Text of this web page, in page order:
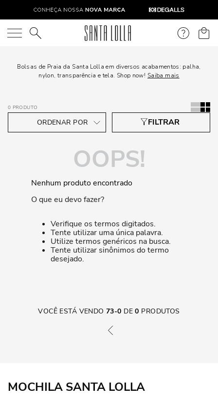
O que você está procurando?
Bolsas de Praia da Santa Lolla em diversos acabamentos: palha,
nylon, transparência e tela. Shop now! Saiba mais
0 PRODUTO
OOPS!
Nenhum produto encontrado
O que eu devo fazer?
Verifique os termos digitados.
Tente utilizar uma única palavra.
Utilize termos genéricos na busca.
Tente utilizar sinônimos do termo
desejado.
VOCÊ ESTÁ VENDO 73-0 DE0 PRODUTOS
MOCHILA SANTA LOLLA